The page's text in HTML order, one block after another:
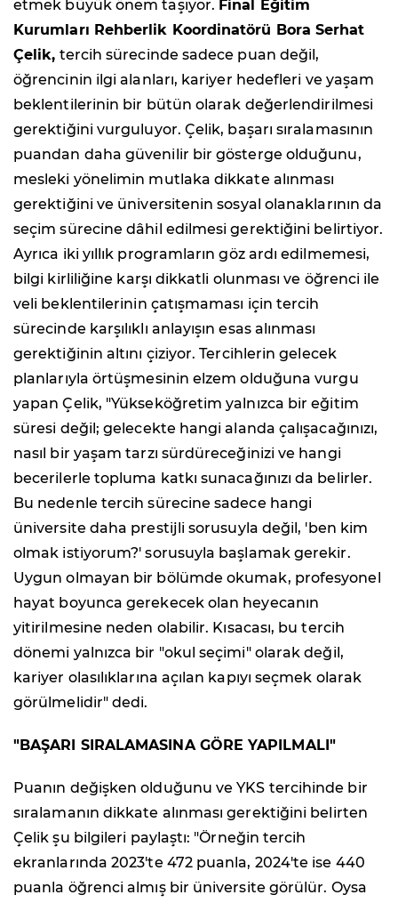
etmek büyük önem taşıyor. Final Eğitim
Kurumları Rehberlik Koordinatörü Bora Serhat
Çelik, tercih sürecinde sadece puan değil,
öğrencinin ilgi alanları, kariyer hedefleri ve yaşam
beklentilerinin bir bütün olarak değerlendirilmesi
gerektiğini vurguluyor. Çelik, başarı sıralamasının
puandan daha güvenilir bir gösterge olduğunu,
mesleki yönelimin mutlaka dikkate alınması
gerektiğini ve üniversitenin sosyal olanaklarının da
seçim sürecine dâhil edilmesi gerektiğini belirtiyor.
Ayrıca iki yıllık programların göz ardı edilmemesi,
bilgi kirliliğine karşı dikkatli olunması ve öğrenci ile
veli beklentilerinin çatışmaması için tercih
sürecinde karşılıklı anlayışın esas alınması
gerektiğinin altını çiziyor. Tercihlerin gelecek
planlarıyla örtüşmesinin elzem olduğuna vurgu
yapan Çelik, "Yükseköğretim yalnızca bir eğitim
süresi değil; gelecekte hangi alanda çalışacağınızı,
nasıl bir yaşam tarzı sürdüreceğinizi ve hangi
becerilerle topluma katkı sunacağınızı da belirler.
Bu nedenle tercih sürecine sadece hangi
üniversite daha prestijli sorusuyla değil, 'ben kim
olmak istiyorum?' sorusuyla başlamak gerekir.
Uygun olmayan bir bölümde okumak, profesyonel
hayat boyunca gerekecek olan heyecanın
yitirilmesine neden olabilir. Kısacası, bu tercih
dönemi yalnızca bir "okul seçimi" olarak değil,
kariyer olasılıklarına açılan kapıyı seçmek olarak
görülmelidir" dedi.
"BAŞARI SIRALAMASINA GÖRE YAPILMALI"
Puanın değişken olduğunu ve YKS tercihinde bir
sıralamanın dikkate alınması gerektiğini belirten
Çelik şu bilgileri paylaştı: "Örneğin tercih
ekranlarında 2023'te 472 puanla, 2024'te ise 440
puanla öğrenci almış bir üniversite görülür. Oysa